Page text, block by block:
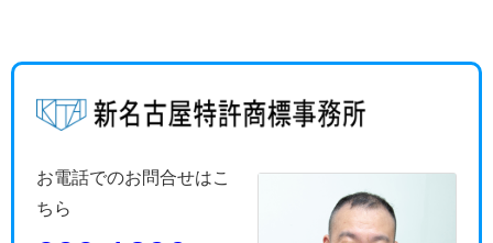
お電話でのお問合せはこ
ちら